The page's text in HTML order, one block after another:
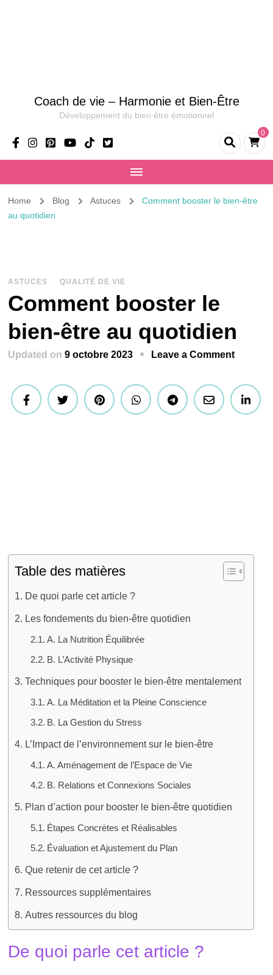
Coach de vie – Harmonie et Bien-Être
Développement du bien être émotionnel
0
Home Blog Astuces
Comment booster le bien-être
au quotidien
ASTUCES QUALITÉ DE VIE
Comment booster le
bien-être au quotidien
Updated on9 octobre 2023 Leave a Commenton
booster
le
Table des matières
De quoi parle cet article ?
Les fondements du bien-être quotidien
A. La Nutrition Équilibrée
B. L’Activité Physique
Techniques pour booster le bien-être mentalement
A. La Méditation et la Pleine Conscience
B. La Gestion du Stress
L’Impact de l’environnement sur le bien-être
A. Aménagement de l’Espace de Vie
B. Relations et Connexions Sociales
Plan d’action pour booster le bien-être quotidien
Étapes Concrètes et Réalisables
Évaluation et Ajustement du Plan
Que retenir de cet article ?
Ressources supplémentaires
Autres ressources du blog
De quoi parle cet article ?